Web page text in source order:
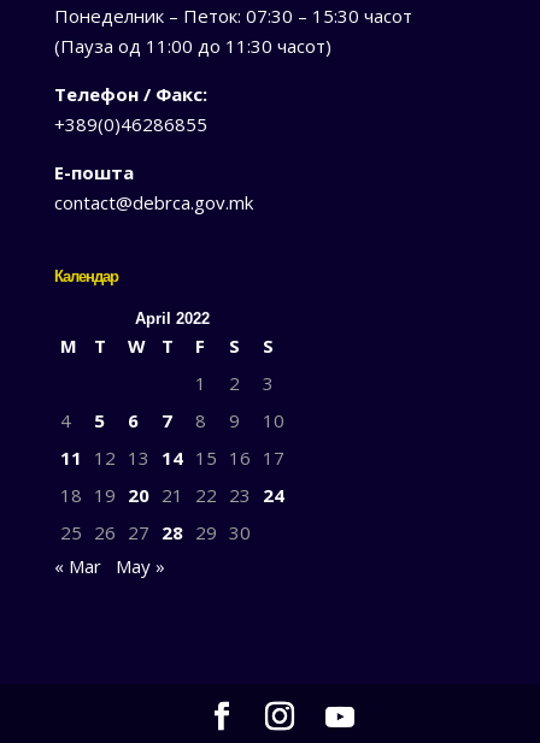
Понеделник – Петок: 07:30 – 15:30 часот
(Пауза од 11:00 до 11:30 часот)
Телефон / Факс:
+389(0)46286855
Е-пошта
contact@debrca.gov.mk
Календар
April 2022
M T W T F S
S
1
2
3
4
5 6 7 8 9
10
11
12 13 14 15 16 17
18 19 20 21 22 23
24
25 26 27 28 29 30
« Mar
May »